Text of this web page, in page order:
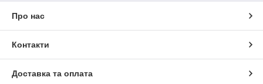
Про нас
Контакти
Доставка та оплата